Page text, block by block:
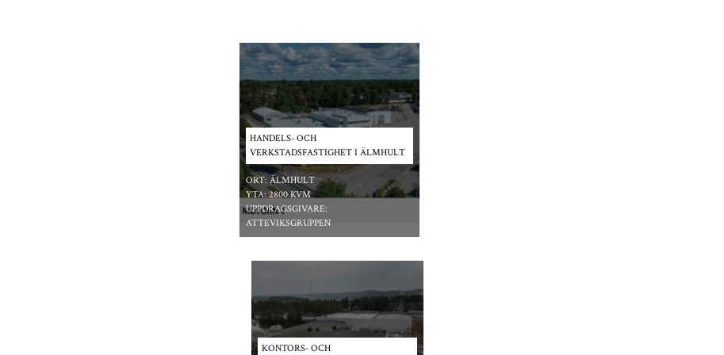
HANDELS- OCH
VERKSTADSFASTIGHET I ÄLMHULT
ORT: ÄLMHULT
YTA: 2800 KVM
UPPDRAGSGIVARE:
ATTEVIKSGRUPPEN
*/ ?>
KONTORS- OCH